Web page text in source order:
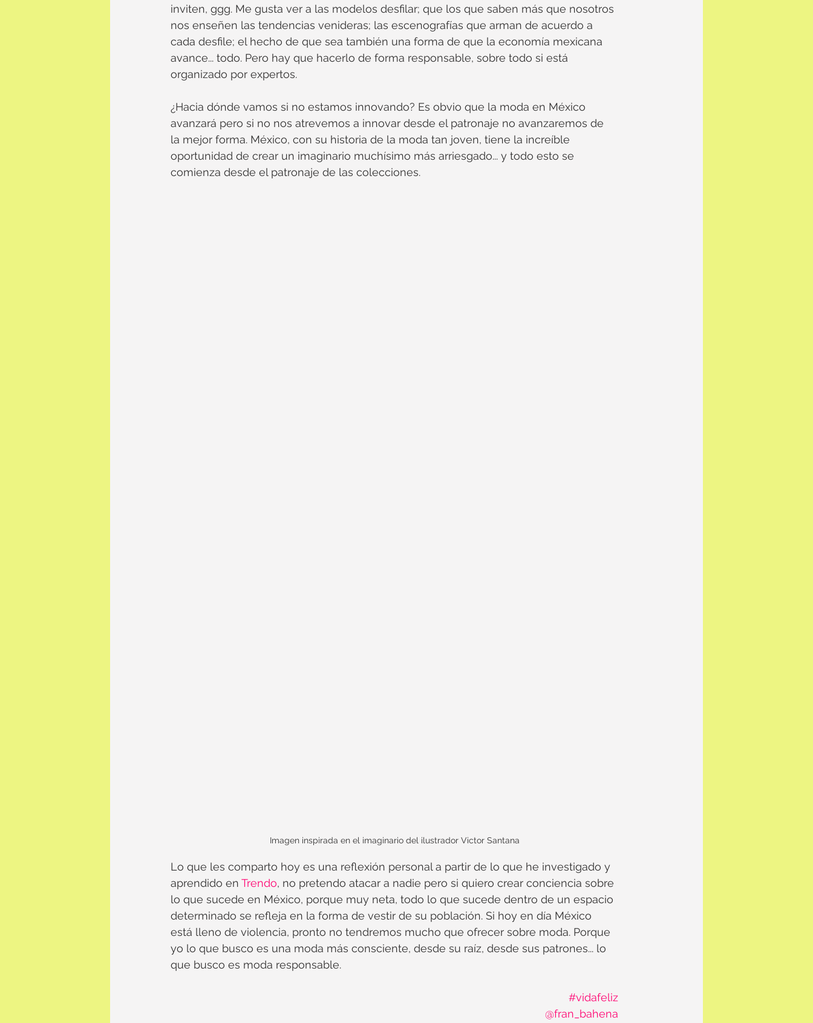
inviten, ggg. Me gusta ver a las modelos desfilar; que los que saben más que nosotros
nos enseñen las tendencias venideras; las escenografías que arman de acuerdo a
cada desfile; el hecho de que sea también una forma de que la economía mexicana
avance... todo. Pero hay que hacerlo de forma responsable, sobre todo si está
organizado por expertos.
¿Hacia dónde vamos si no estamos innovando? Es obvio que la moda en México
avanzará pero si no nos atrevemos a innovar desde el patronaje no avanzaremos de
la mejor forma. México, con su historia de la moda tan joven, tiene la increíble
oportunidad de crear un imaginario muchísimo más arriesgado... y todo esto se
comienza desde el patronaje de las colecciones.
Imagen inspirada en el imaginario del ilustrador Victor Santana
Lo que les comparto hoy es una reflexión personal a partir de lo que he investigado y
aprendido en Trendo, no pretendo atacar a nadie pero si quiero crear conciencia sobre
lo que sucede en México, porque muy neta, todo lo que sucede dentro de un espacio
determinado se refleja en la forma de vestir de su población. Si hoy en día México
está lleno de violencia, pronto no tendremos mucho que ofrecer sobre moda. Porque
yo lo que busco es una moda más consciente, desde su raíz, desde sus patrones... lo
que busco es moda responsable.
#vidafeliz
@fran_bahena